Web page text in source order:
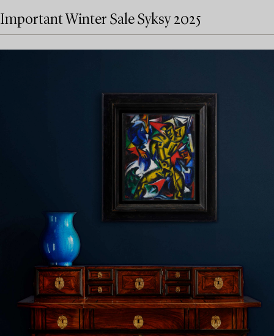
Important Winter Sale Syksy 2025